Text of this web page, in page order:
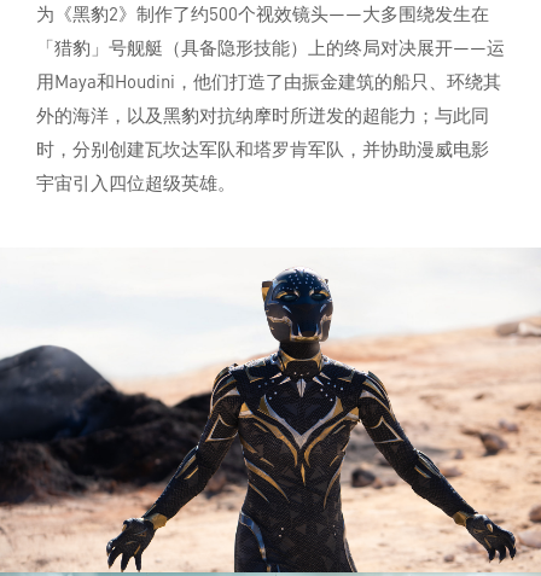
为《黑豹2》制作了约500个视效镜头——大多围绕发生在
「猎豹」号舰艇（具备隐形技能）上的终局对决展开——运
用Maya和Houdini，他们打造了由振金建筑的船只、环绕其
外的海洋，以及黑豹对抗纳摩时所迸发的超能力；与此同
时，分别创建瓦坎达军队和塔罗肯军队，并协助漫威电影
宇宙引入四位超级英雄。